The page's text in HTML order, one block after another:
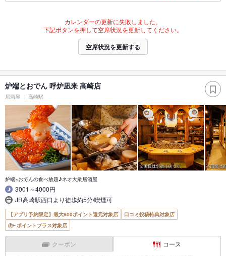
カレンダーの更新に失敗しました。
下記ボタンを押して空席状況を更新してください。
空席状況を更新する
炉端とおでん 呼炉凪来 高崎店
居酒屋 高崎駅
炉端×おでんの食べ放題♪ネオ大衆居酒屋
3001～4000円
JR高崎駅西口より徒歩約5分/喫煙可
【アプリ予約限定】最大800ポイント還元対象店
口コミ投稿特典対象店
ポイントプラス対象店
クーポン コース